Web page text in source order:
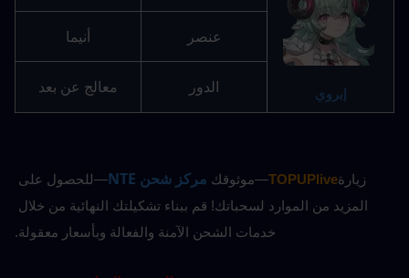
إيروي
عنصر أنيما
الدور معالج عن بعد
زيارةTOPUPlive—موثوقك مركز شحن NTE
خدمات الشحن الآمنة والفعالة وبأسعار معقولة.